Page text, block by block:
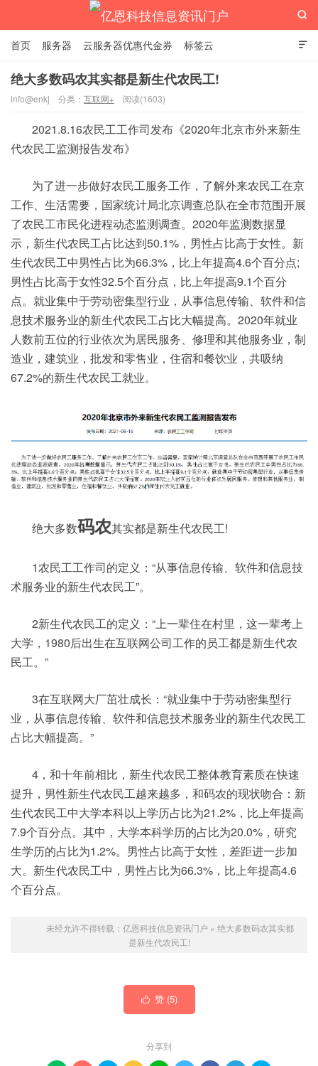

首页 服务器 云服务器优惠代金券 标签云

绝大多数码农其实都是新生代农民工!
info@enkj 分类： 互联网+ 阅读(1603)
2021.8.16农民工工作司发布《2020年北京市外来新生
代农民工监测报告发布》
为了进一步做好农民工服务工作，了解外来农民工在京
工作、生活需要，国家统计局北京调查总队在全市范围开展
了农民工市民化进程动态监测调查。2020年监测数据显
示，新生代农民工占比达到50.1%，男性占比高于女性。新
生代农民工中男性占比为66.3%，比上年提高4.6个百分点;
男性占比高于女性32.5个百分点，比上年提高9.1个百分
点。就业集中于劳动密集型行业，从事信息传输、软件和信
息技术服务业的新生代农民工占比大幅提高。2020年就业
人数前五位的行业依次为居民服务、修理和其他服务业，制
造业，建筑业，批发和零售业，住宿和餐饮业，共吸纳
67.2%的新生代农民工就业。
绝大多数码农其实都是新生代农民工!
1农民工工作司的定义：“从事信息传输、软件和信息技
术服务业的新生代农民工”。
2新生代农民工的定义：“上一辈住在村里，这一辈考上
大学，1980后出生在互联网公司工作的员工都是新生代农
民工。”
3在互联网大厂茁壮成长：“就业集中于劳动密集型行
业，从事信息传输、软件和信息技术服务业的新生代农民工
占比大幅提高。”
4，和十年前相比，新生代农民工整体教育素质在快速
提升，男性新生代农民工越来越多，和码农的现状吻合：新
生代农民工中大学本科以上学历占比为21.2%，比上年提高
7.9个百分点。其中，大学本科学历的占比为20.0%，研究
生学历的占比为1.2%。男性占比高于女性，差距进一步加
大。新生代农民工中，男性占比为66.3%，比上年提高4.6
个百分点。
未经允许不得转载： 亿恩科技信息资讯门户 » 绝大多数码农其实都
是新生代农民工!
 赞 (5)
分享到